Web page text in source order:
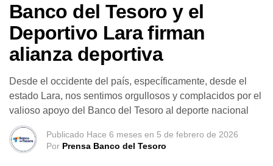
Banco del Tesoro y el
Deportivo Lara firman
alianza deportiva
Desde el occidente del país, específicamente, desde el
estado Lara, nos sentimos orgullosos y complacidos por el
valioso apoyo del Banco del Tesoro al deporte nacional
Publicado Hace 6 meses en 5 de febrero de 2026
Por Prensa Banco del Tesoro